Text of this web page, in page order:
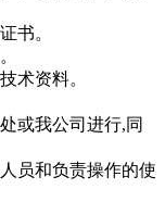
书。
术资料。
或我公司进行,同
员和负责操作的使